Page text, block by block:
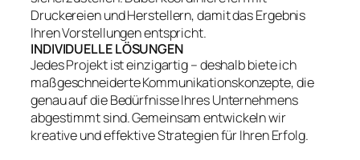
Druckereien und Herstellern, damit das Ergebnis
Ihren Vorstellungen entspricht.
INDIVIDUELLE LÖSUNGEN
Jedes Projekt ist einzigartig – deshalb biete ich
maßgeschneiderte Kommunikationskonzepte, die
genau auf die Bedürfnisse Ihres Unternehmens
abgestimmt sind. Gemeinsam entwickeln wir
kreative und effektive Strategien für Ihren Erfolg.